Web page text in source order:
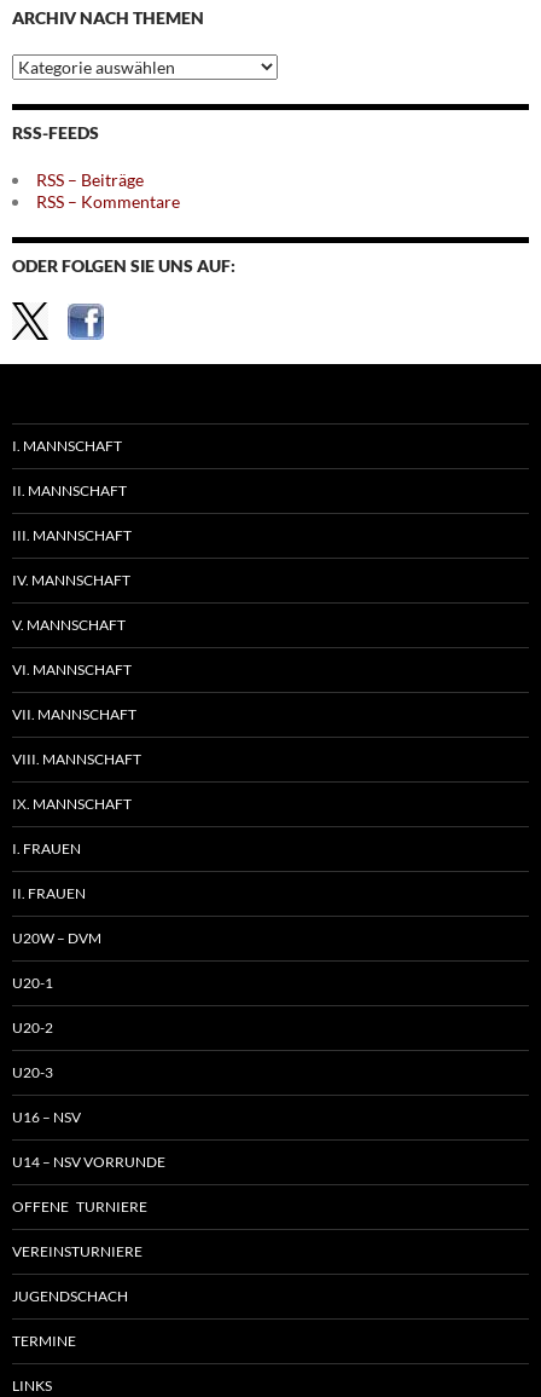
ARCHIV NACH THEMEN
Archiv
nach
Themen
RSS-FEEDS
RSS – Beiträge
RSS – Kommentare
ODER FOLGEN SIE UNS AUF:
I. MANNSCHAFT
II. MANNSCHAFT
III. MANNSCHAFT
IV. MANNSCHAFT
V. MANNSCHAFT
VI. MANNSCHAFT
VII. MANNSCHAFT
VIII. MANNSCHAFT
IX. MANNSCHAFT
I. FRAUEN
II. FRAUEN
U20W – DVM
U20-1
U20-2
U20-3
U16 – NSV
U14 – NSV VORRUNDE
OFFENE TURNIERE
VEREINSTURNIERE
JUGENDSCHACH
TERMINE
LINKS